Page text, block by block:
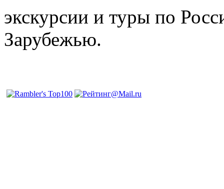
экскурсии и туры по
Зарубежью.